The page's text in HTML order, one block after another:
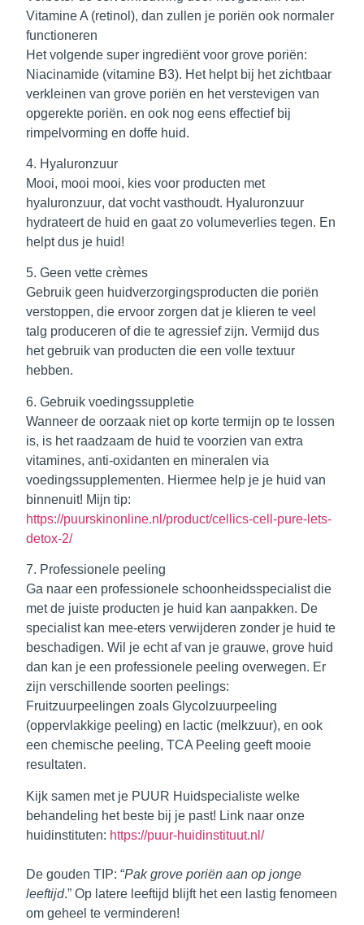
Vitamine A (retinol), dan zullen je poriën ook normaler
functioneren
Het volgende super ingrediënt voor grove poriën:
Niacinamide (vitamine B3). Het helpt bij het zichtbaar
verkleinen van grove poriën en het verstevigen van
opgerekte poriën. en ook nog eens effectief bij
rimpelvorming en doffe huid.
4. Hyaluronzuur
Mooi, mooi mooi, kies voor producten met
hyaluronzuur, dat vocht vasthoudt. Hyaluronzuur
hydrateert de huid en gaat zo volumeverlies tegen. En
helpt dus je huid!
5. Geen vette crèmes
Gebruik geen huidverzorgingsproducten die poriën
verstoppen, die ervoor zorgen dat je klieren te veel
talg produceren of die te agressief zijn. Vermijd dus
het gebruik van producten die een volle textuur
hebben.
6. Gebruik voedingssuppletie
Wanneer de oorzaak niet op korte termijn op te lossen
is, is het raadzaam de huid te voorzien van extra
vitamines, anti-oxidanten en mineralen via
voedingssupplementen. Hiermee help je je huid van
binnenuit! Mijn tip:
https://puurskinonline.nl/product/cellics-cell-pure-lets-
detox-2/
7. Professionele peeling
Ga naar een professionele schoonheidsspecialist die
met de juiste producten je huid kan aanpakken. De
specialist kan mee-eters verwijderen zonder je huid te
beschadigen. Wil je echt af van je grauwe, grove huid
dan kan je een professionele peeling overwegen. Er
zijn verschillende soorten peelings:
Fruitzuurpeelingen zoals Glycolzuurpeeling
(oppervlakkige peeling) en lactic (melkzuur), en ook
een chemische peeling, TCA Peeling geeft mooie
resultaten.
Kijk samen met je PUUR Huidspecialiste welke
behandeling het beste bij je past! Link naar onze
huidinstituten: https://puur-huidinstituut.nl/
De gouden TIP: “Pak grove poriën aan op jonge
leeftijd.” Op latere leeftijd blijft het een lastig fenomeen
om geheel te verminderen!